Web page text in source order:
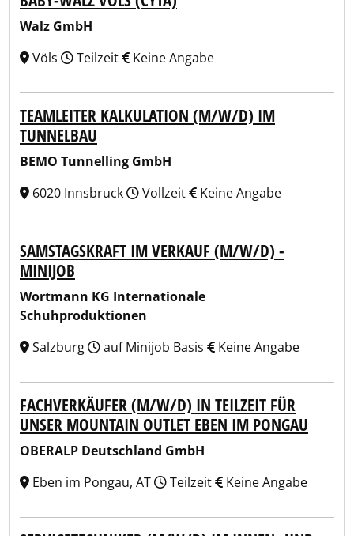
Walz GmbH
Völs
Teilzeit Keine Angabe
TEAMLEITER KALKULATION (M/W/D) IM
TUNNELBAU
BEMO Tunnelling GmbH
6020 Innsbruck
Vollzeit Keine Angabe
SAMSTAGSKRAFT IM VERKAUF (M/W/D) -
MINIJOB
Wortmann KG Internationale
Schuhproduktionen
Salzburg
auf Minijob Basis Keine Angabe
FACHVERKÄUFER (M/W/D) IN TEILZEIT FÜR
UNSER MOUNTAIN OUTLET EBEN IM PONGAU
OBERALP Deutschland GmbH
Eben im Pongau, AT
Teilzeit Keine Angabe